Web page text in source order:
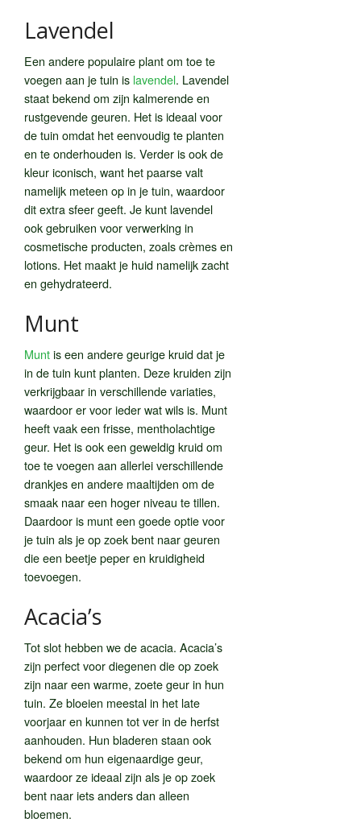
Lavendel
Een andere populaire plant om toe te
voegen aan je tuin is lavendel. Lavendel
staat bekend om zijn kalmerende en
rustgevende geuren. Het is ideaal voor
de tuin omdat het eenvoudig te planten
en te onderhouden is. Verder is ook de
kleur iconisch, want het paarse valt
namelijk meteen op in je tuin, waardoor
dit extra sfeer geeft. Je kunt lavendel
ook gebruiken voor verwerking in
cosmetische producten, zoals crèmes en
lotions. Het maakt je huid namelijk zacht
en gehydrateerd.
Munt
Muntis een andere geurige kruid dat je
in de tuin kunt planten. Deze kruiden zijn
verkrijgbaar in verschillende variaties,
waardoor er voor ieder wat wils is. Munt
heeft vaak een frisse, mentholachtige
geur. Het is ook een geweldig kruid om
toe te voegen aan allerlei verschillende
drankjes en andere maaltijden om de
smaak naar een hoger niveau te tillen.
Daardoor is munt een goede optie voor
je tuin als je op zoek bent naar geuren
die een beetje peper en kruidigheid
toevoegen.
Acacia’s
Tot slot hebben we de acacia. Acacia’s
zijn perfect voor diegenen die op zoek
zijn naar een warme, zoete geur in hun
tuin. Ze bloeien meestal in het late
voorjaar en kunnen tot ver in de herfst
aanhouden. Hun bladeren staan ​​ook
bekend om hun eigenaardige geur,
waardoor ze ideaal zijn als je op zoek
bent naar iets anders dan alleen
bloemen.